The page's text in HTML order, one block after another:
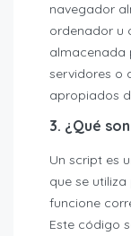
navegador
ordenador u
almacenada
servidores o
apropiados
3. ¿Qué
Un script es
que se
funcione
Este código